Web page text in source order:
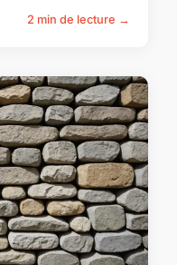
2 min de lecture →